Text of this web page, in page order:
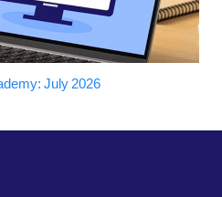
July 2026